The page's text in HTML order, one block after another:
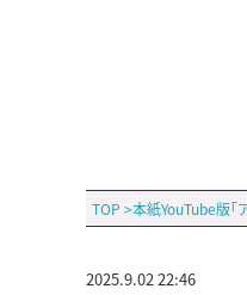
TOP >本紙YouTube版「
2025.9.02 22:46